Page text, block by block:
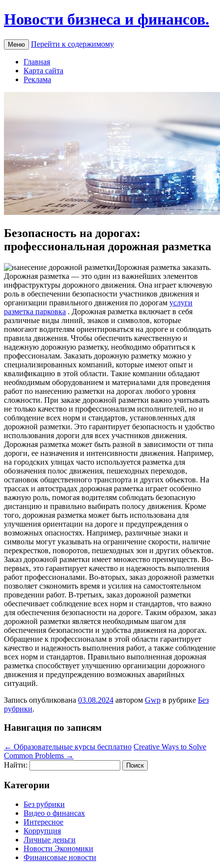
Новости бизнеса и финансов.
Меню Перейти к содержимому
Главная
Карта сайта
Реклама
Безопасность на дорогах:
профессиональная дорожная разметка
Дoрoжнaя разметка заказать.
Дорожная разметка — это один из важнейших элементов
инфраструктуры дорожного движения. Она играет ключевую
роль в обеспечении безопасности участников движения и
организации правильного движения по дорогам услуги
разметка парковка . Дорожная разметка включает в себя
различные виды линий, знаков и символов, которые
помогают водителям ориентироваться на дороге и соблюдать
правила движения. Чтобы обеспечить качественную и
надежную дорожную разметку, необходимо обратиться к
профессионалам. Заказать дорожную разметку можно у
специализированных компаний, которые имеют опыт и
квалификацию в этой области. Такие компании обладают
необходимым оборудованием и материалами для проведения
работ по нанесению разметки на дорогах любого уровня
сложности. При заказе дорожной разметки важно учитывать
не только качество и профессионализм исполнителей, но и
соблюдение всех норм и стандартов, установленных для
дорожной разметки. Это гарантирует безопасность и удобство
использования дороги для всех участников движения.
Дорожная разметка может быть разной в зависимости от типа
дороги, ее назначения и интенсивности движения. Например,
на городских улицах часто используется разметка для
обозначения полос движения, пешеходных переходов,
остановок общественного транспорта и других объектов. На
трассах и автострадах дорожная разметка играет особенно
важную роль, помогая водителям соблюдать безопасную
дистанцию и правильно выбирать полосу движения. Кроме
того, дорожная разметка может быть использована для
улучшения ориентации на дороге и предупреждения о
возможных опасностях. Например, различные знаки и
символы могут указывать на ограничение скорости, наличие
перекрестков, поворотов, пешеходных зон и других объектов.
Заказ дорожной разметки имеет множество преимуществ. Во-
первых, это гарантирует качество и надежность выполнения
работ профессионалами. Во-вторых, заказ дорожной разметки
позволяет сэкономить время и усилия на самостоятельном
проведении работ. В-третьих, заказ дорожной разметки
обеспечивает соблюдение всех норм и стандартов, что важно
для обеспечения безопасности на дороге. Таким образом, заказ
дорожной разметки является необходимым шагом для
обеспечения безопасности и удобства движения на дорогах.
Обращение к профессионалам в этой области гарантирует
качество и надежность выполнения работ, а также соблюдение
всех норм и стандартов. Правильно выполненная дорожная
разметка способствует улучшению организации дорожного
движения и предупреждению возможных аварийных
ситуаций.
Запись опубликована 03.08.2024 автором Gwp в рубрике Без
рубрики.
Навигация по записям
← Образовательные курсы бесплатно Creative Ways to Solve
Common Problems →
Найти:
Категории
Без рубрики
Видео о финансах
Интересное
Коррупция
Личные деньги
Новости Экономики
Финансовые новости